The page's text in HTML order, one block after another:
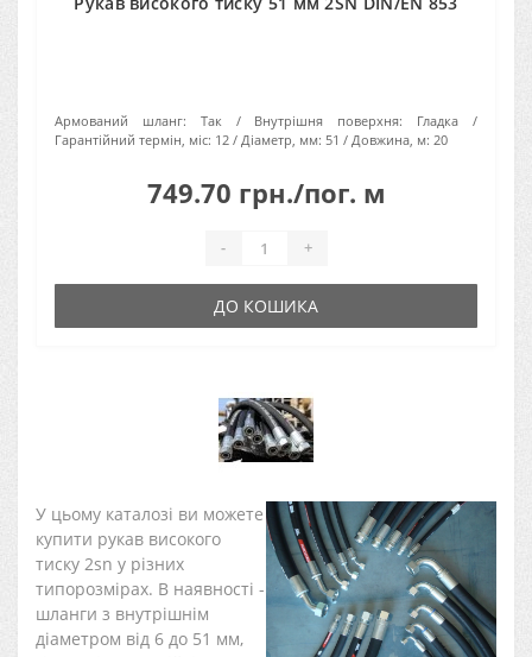
Армований шланг: Так Внутрішня поверхня:
Гладка
Гарантійний термін, міс: 12 Діаметр, мм: 51 Довжина, м: 20
749.70 грн./пог. м
- +
ДО КОШИКА
У цьому каталозі ви можете
купити рукав високого
тиску 2sn у різних
типорозмірах. В наявності -
шланги з внутрішнім
діаметром від 6 до 51 мм,